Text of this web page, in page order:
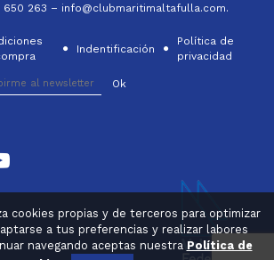
cookies propias y de terceros para optimizar
a tus preferencias y realizar labores
navegando aceptas nuestra Política de
650 263 – info@clubmaritimaltafulla.com.
Indentificación
Política de
privacidad